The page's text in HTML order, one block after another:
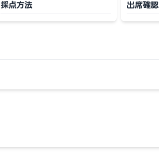
採点方法 出席確認